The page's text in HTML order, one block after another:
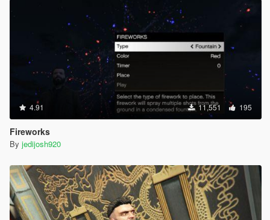
4.91 11,551 195
Fireworks
By jedijosh920